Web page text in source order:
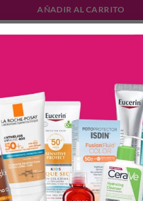
AÑADIR AL CARRITO
ADICIONAL
Blue EDT 100ml + Deo 150ml